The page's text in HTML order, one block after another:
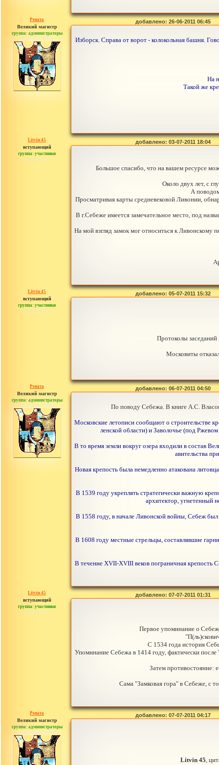
Рената
Великий магистр
группа: администраторы
сообщений: 30442
добавлено: 26-06-2011 06:45
Изборск. Справа от ворот - колокольная башня.
На
Такой же
Litvin 45
вступающий
группа: участники
сообщений: 4
добавлено: 03-07-2011 18:04
Большое спасибо, что на вашем ресурсе
Около двух лет, с
А
Просматривая карты средневековой Ливонии,
В г.Себеже имеется замечательное место, под
На мой взгляд замок мог относиться к Ливонскому
Litvin 45
вступающий
группа: участники
сообщений: 4
добавлено: 05-07-2011 15:32
Протоколы заседаний
Московиты
Рената
Великий магистр
группа: администраторы
сообщений: 30442
добавлено: 06-07-2011 04:50
По поводу Себежа. В книге А.С.
Московские летописи сообщают о строительстве
ленской области) и Заволочье (под
В то время земли вокруг озера входили в состав
авительства
Новая крепость была немедленно атакована
В 1539 году укреплять стратегически важную
архитектор, угнетенный
В 1558 году, в начале Ливонской войны, Себеж
В 1608 году местные стрельцы, составлявшие
В течение XVII-XVIII веков пограничная крепость
Litvin 45
вступающий
группа: участники
сообщений: 4
добавлено: 07-07-2011 01:31
Первое упоминание о
С 1534 года история
Упоминание Себежа в 1414 году, фактически
Затем противостояние:
Сама "Замковая гора" в Себеже, с
Рената
Великий магистр
группа: администраторы
сообщений: 30442
добавлено: 07-07-2011 04:17
Litvin 45,